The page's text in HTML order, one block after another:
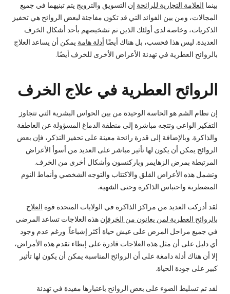
بينما العلامة التجارية للرائحة إن التسويق والترويج يتم تبنيهما في جميع
المجالات، ومن بين الفوائد التي قد تكون مفاجئة لبعض الروائح هي تحفيز
الذكريات، وخاصة لدى أولئك الذين تم تشخيصهم بأحد أشكال الخرف
العديدة. ليس هذا فحسب، بل هناك أيضًا أدلة هامة يمكن أن يساعد العلاج
بالروائح العطرية في تهدئة الأعراض الأخرى للخرف أيضًا.
الروائح العطرية في علاج الخرف
إن نظام الشم هو الحاسة الوحيدة من بين الحواس البشرية التي تتجاوز
التفكير الواعي وتتجه مباشرة إلى منطقة الدماغ المسؤولة عن العاطفة
والذاكرة. وبالإضافة إلى قدرة رائحة معينة على تحفيز التذكر، فإن بعض
الروائح يمكن أن يكون لها تأثير مباشر على العديد من أسوأ الأعراض
المرتبطة بمرض الزهايمر وباركنسون وأشكال أخرى من الخرف.
وتشمل هذه الأعراض القلق والاكتئاب والتوجه الشخصي وأنماط النوم
المضطربة واحتباس الذاكرة وحتى الشهية.
لقد أدركت العديد من مراكز الذاكرة في الولايات المتحدة قوة العلاج
بالروائح العطرية لمن يعانون من الخرفإن هذه العلاجات تساعد المرضى
في جميع مراحل المرض على عيش حياة أكثر إشباعاً. ورغم عدم وجود
أي دليل على أن مثل هذه العلاجات قادرة على إبطاء تقدم هذه الأمراض،
إلا أن هناك أدلة دامغة على أن الروائح المناسبة يمكن أن يكون لها تأثير
كبير على جودة الحياة.
لقد تم تسليط الضوء على بعض الروائح باعتبارها مفيدة في تهدئة